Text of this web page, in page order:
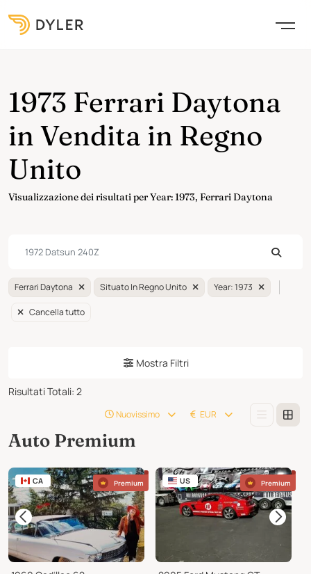
1973 Ferrari Daytona
in Vendita in Regno
Unito
Visualizzazione dei risultati per Year: 1973, Ferrari Daytona
Ferrari Daytona Situato In Regno Unito Year: 1973
Cancella tutto
Mostra Filtri
Risultati Totali: 2
Nuovissimo EUR
Auto Premium
CA Premium US Premium